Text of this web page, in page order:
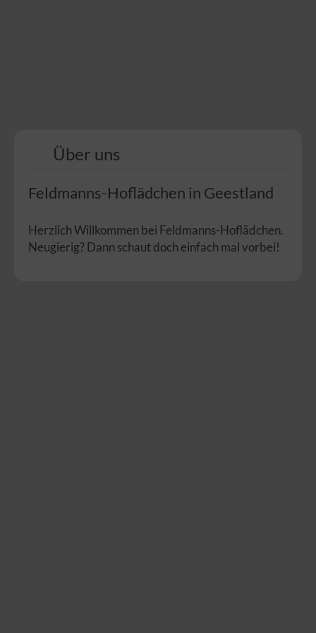
Über uns
Feldmanns-Hoflädchen in Geestland
Herzlich Willkommen bei Feldmanns-Hoflädchen.
Neugierig? Dann schaut doch einfach mal vorbei!